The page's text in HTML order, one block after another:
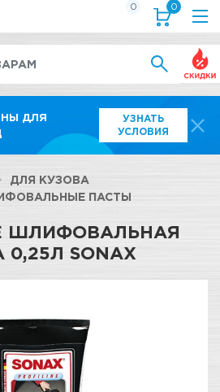
ДЛЯ
УЗНАТЬ
УСЛОВИЯ
0 0
ДЛЯ КУЗОВА
ПАСТЫ
ШЛИФОВАЛЬНАЯ
0,25Л SONAX